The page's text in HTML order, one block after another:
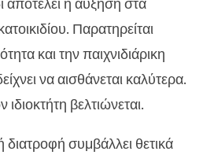
αποτελεί η αύξηση στα
Παρατηρείται
και την παιχνιδιάρικη
να αισθάνεται καλύτερα.
βελτιώνεται.
συμβάλλει θετικά